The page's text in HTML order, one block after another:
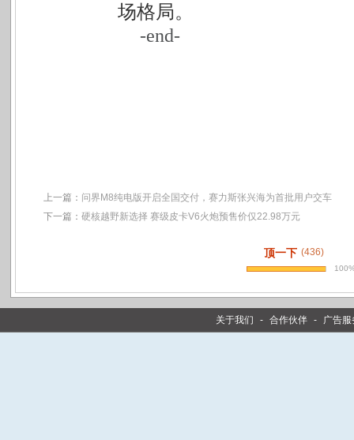
场格局。
-end-
上一篇： 问界M8纯电版开启全国交付，赛力斯张兴海为首批用户交车
下一篇： 硬核越野新选择 赛级皮卡V6火炮预售价仅22.98万元
顶一下 (436)
关于我们 - 合作伙伴 - 广告服